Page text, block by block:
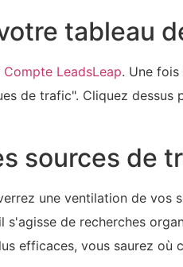
tableau
Compte LeadsLeap. Une
de trafic". Cliquez dessus
sources de
une ventilation de vos
de recherches
efficaces, vous saurez ‍où